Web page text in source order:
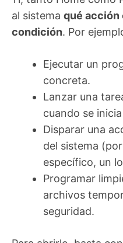
al sistema qué acción
condición. Por
Ejecutar un
concreta.
Lanzar una
cuando se
Disparar una
del sistema
específico, un
Programar
archivos
seguridad.